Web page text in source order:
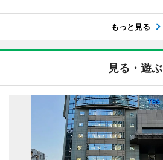
もっと見る
見る・遊ぶ